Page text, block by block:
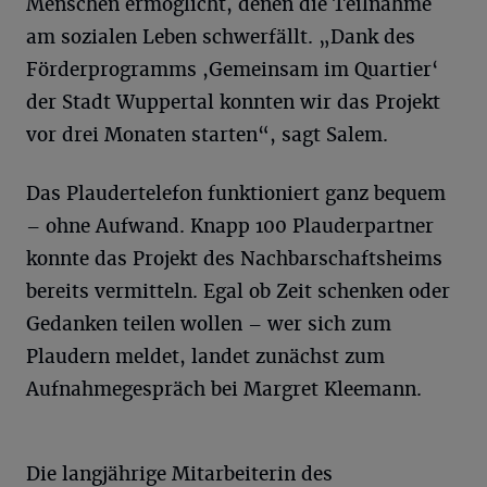
am sozialen Leben schwerfällt. „Dank des
Förderprogramms ,Gemeinsam im Quartier‘
der Stadt Wuppertal konnten wir das Projekt
vor drei Monaten starten“, sagt Salem.
Das Plaudertelefon funktioniert ganz bequem
– ohne Aufwand. Knapp 100 Plauderpartner
konnte das Projekt des Nachbarschaftsheims
bereits vermitteln. Egal ob Zeit schenken oder
Gedanken teilen wollen – wer sich zum
Plaudern meldet, landet zunächst zum
Aufnahmegespräch bei Margret Kleemann.
Die langjährige Mitarbeiterin des